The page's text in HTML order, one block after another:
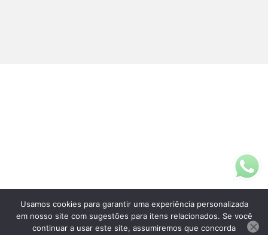
Fale Conosco
(11)3313-5200
Usamos cookies para garantir uma experiência personalizada
em nosso site com sugestões para itens relacionados. Se você
continuar a usar este site, assumiremos que concorda